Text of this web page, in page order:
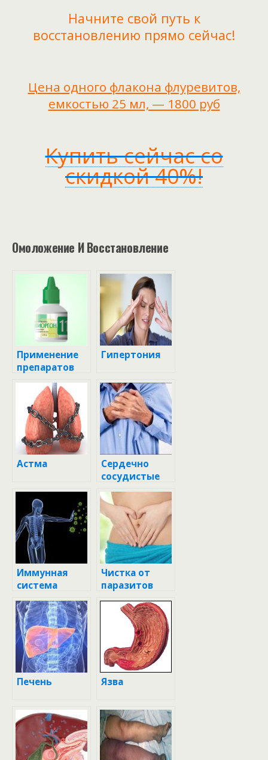
Начните свой путь к
восстановлению прямо сейчас!
Цена одного флакона флуревитов,
емкостью 25 мл, — 1800 руб
Купить сейчас со
скидкой 40%!
Омоложение И Восстановление
Применение
препаратов
Гипертония
Астма
Сердечно
сосудистые
заболевания
Иммунная
система
Чистка от
паразитов
Печень Язва